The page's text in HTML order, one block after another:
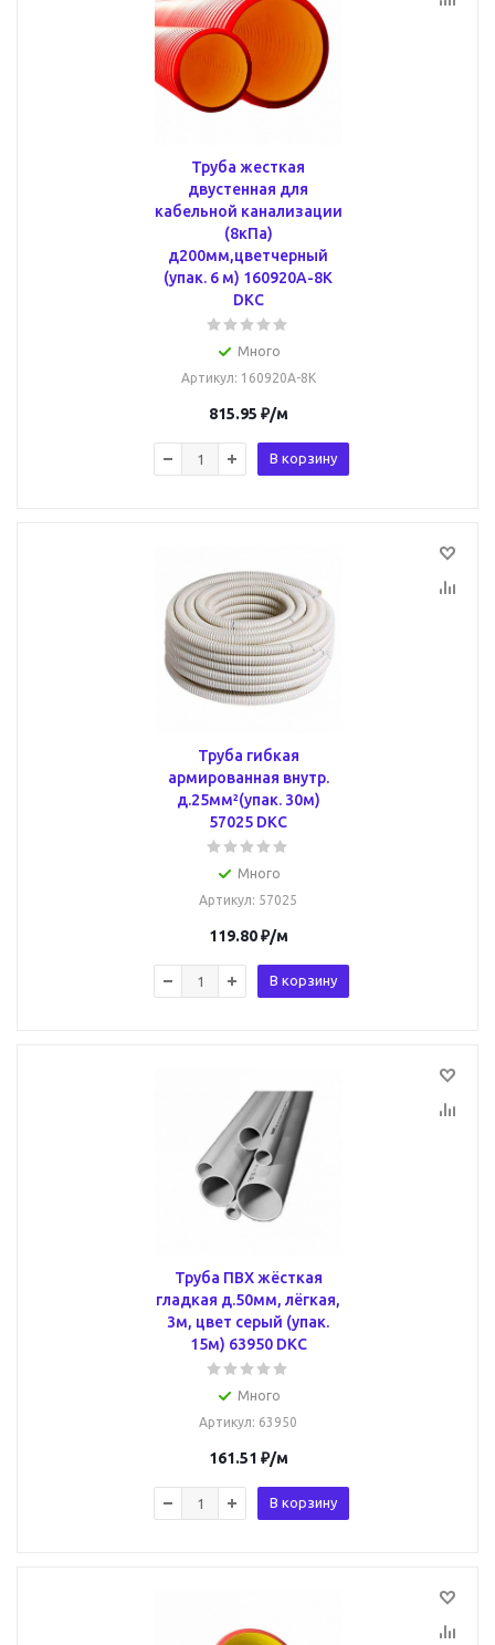
Труба жесткая
двустенная для
кабельной канализации
(8кПа)
д200мм,цветчерный
(упак. 6 м) 160920A-8K
DKC
Много
Артикул: 160920A-8K
815.95 ₽/м
В корзину
Труба гибкая
армированная внутр.
д.25мм²(упак. 30м)
57025 DKC
Много
Артикул: 57025
119.80₽/м
В корзину
Труба ПВХ жёсткая
гладкая д.50мм, лёгкая,
3м, цвет серый (упак.
15м) 63950 DKC
Много
Артикул: 63950
161.51 ₽/м
В корзину